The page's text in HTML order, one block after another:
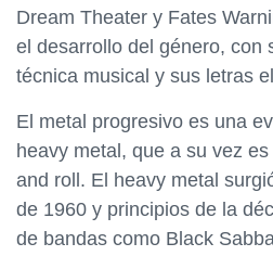
Dream Theater y Fates
el desarrollo del género, con
técnica musical y sus letras
El metal progresivo es una
heavy metal, que a su vez
and roll. El heavy metal
de 1960 y principios de la
de bandas como Black